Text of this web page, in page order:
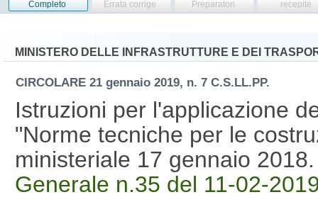
Completo
Errata corrige
Preparatori
recepite
MINISTERO DELLE INFRASTRUTTURE E DEI
CIRCOLARE 21 gennaio 2019, n. 7 C.S.LL.PP.
Istruzioni per l'applicazione
"Norme tecniche per le
ministeriale 17 gennaio
Generale n.35 del 11-02-